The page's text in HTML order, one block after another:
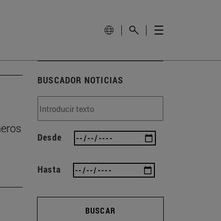
BUSCADOR NOTICIAS
Desde
Hasta
BUSCAR